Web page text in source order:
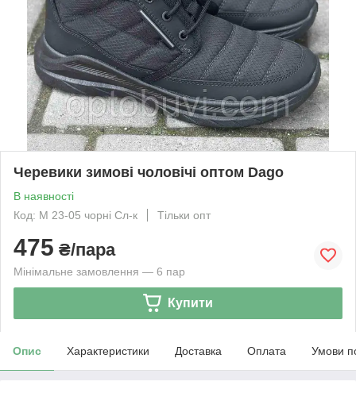
Черевики зимові чоловічі оптом Dago
В наявності
Код: М 23-05 чорні Сл-к
Тільки опт
475 ₴/пара
Мінімальне замовлення — 6 пар
Купити
Опис Характеристики Доставка Оплата Умови